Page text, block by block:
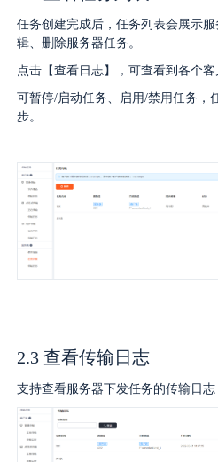
任务创建完成后，任务列表会展示
辑、删除服务器任务。
点击【查看日志】，可查看到各个
可暂停/启动任务、启用/禁用任务，
步。
2.3 查看传输日志
支持查看服务器下发任务的传输日志